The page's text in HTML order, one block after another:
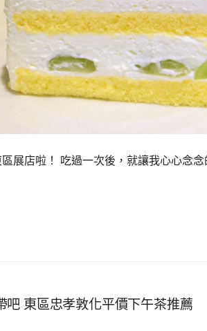
展店啦！ 吃過一次後，就讓我心心念
吧 東區忠孝敦化平價下午茶推薦